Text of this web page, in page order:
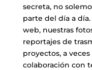
secreta, no
parte del día a
web, nuestras
reportajes de
proyectos, a
colaboración con